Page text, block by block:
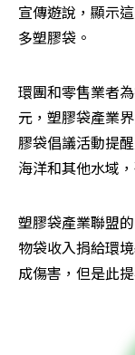
宣傳遊說，顯示
多塑膠袋。
環團和零售業者
元，塑膠袋產業
膠袋倡議活動提
海洋和其他水域
塑膠袋產業聯盟
物袋收入捐給環
成傷害，但是此